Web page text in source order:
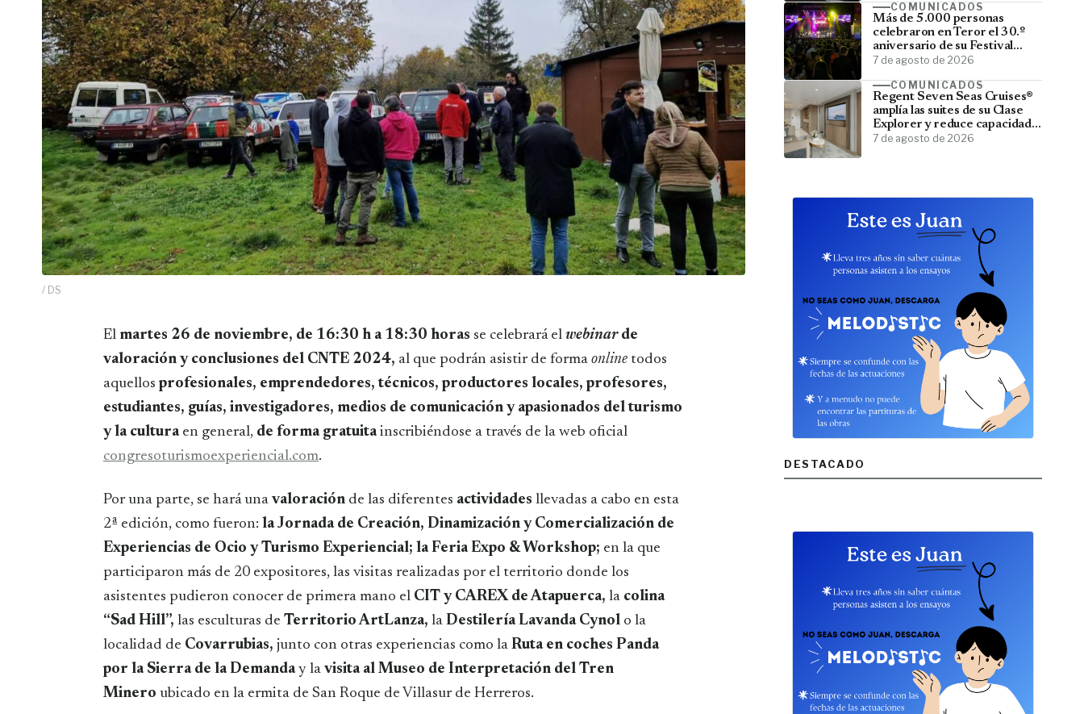
/ DS
El martes 26 de noviembre, de 16:30 h a 18:30 horas se celebrará el webinar de
valoración y conclusiones del CNTE 2024, al que podrán asistir de forma online todos
aquellosprofesionales, emprendedores, técnicos, productores locales, profesores,
estudiantes, guías, investigadores, medios de comunicación y apasionados del turismo
y la culturaen general, de forma gratuitainscribiéndose a través de la web oficial
congresoturismoexperiencial.com.
Por una parte, se hará una valoración de las diferentes actividades llevadas a cabo en esta
2ª edición, como fueron: la Jornada de Creación, Dinamización y Comercialización de
Experiencias de Ocio y Turismo Experiencial; la Feria Expo & Workshop; en la que
participaron más de 20 expositores, las visitas realizadas por el territorio donde los
asistentes pudieron conocer de primera mano el CIT y CAREX de Atapuerca, la colina
“Sad Hill”, las esculturas de Territorio ArtLanza, la Destilería Lavanda Cynol o la
localidad de Covarrubias, junto con otras experiencias como la Ruta en coches Panda
por la Sierra de la Demanday la visita al Museo de Interpretación del Tren
Minero ubicado en la ermita de San Roque de Villasur de Herreros.
COMUNICADOS
Más de 5.000 personas
celebraron en Teror el 30.º
aniversario de su Festival
Latino
7 de agosto de 2026
COMUNICADOS
Regent Seven Seas Cruises®
amplía las suites de su Clase
Explorer y reduce capacidad;
menos pasajeros, más espacio
7 de agosto de 2026
DESTACADO